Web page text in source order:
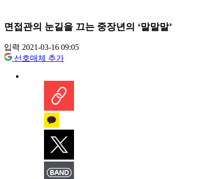
면접관의 눈길을 끄는 중장년의 ‘말말말’
입력 2021-03-16 09:05
선호매체 추가